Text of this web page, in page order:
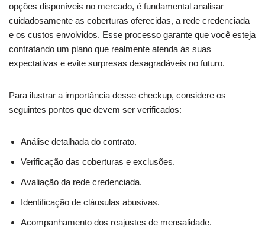
opções disponíveis no mercado, é fundamental analisar
cuidadosamente as coberturas oferecidas, a rede credenciada
e os custos envolvidos. Esse processo garante que você esteja
contratando um plano que realmente atenda às suas
expectativas e evite surpresas desagradáveis no futuro.
Para ilustrar a importância desse checkup, considere os
seguintes pontos que devem ser verificados:
Análise detalhada do contrato.
Verificação das coberturas e exclusões.
Avaliação da rede credenciada.
Identificação de cláusulas abusivas.
Acompanhamento dos reajustes de mensalidade.